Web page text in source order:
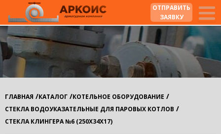
ОТПРАВИТЬ
ЗАЯВКУ
ГЛАВНАЯ /КАТАЛОГ /КОТЕЛЬНОЕ ОБОРУДОВАНИЕ /
СТЕКЛА ВОДОУКАЗАТЕЛЬНЫЕ ДЛЯ ПАРОВЫХ КОТЛОВ /
СТЕКЛА КЛИНГЕРА №6 (250Х34Х17)